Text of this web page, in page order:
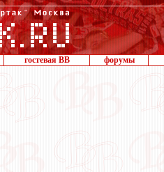
гостевая ВВ форумы